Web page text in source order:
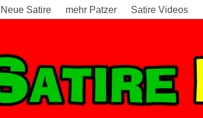
Neue Satire mehr Patzer Satire Videos